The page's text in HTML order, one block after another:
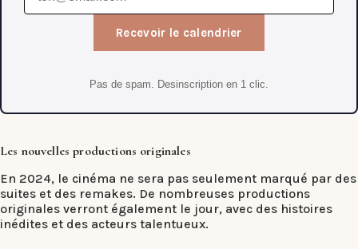
Recevoir le calendrier
Pas de spam. Desinscription en 1 clic.
Les nouvelles productions originales
En 2024, le cinéma ne sera pas seulement marqué par des
suites et des remakes. De nombreuses productions
originales verront également le jour, avec des histoires
inédites et des acteurs talentueux.